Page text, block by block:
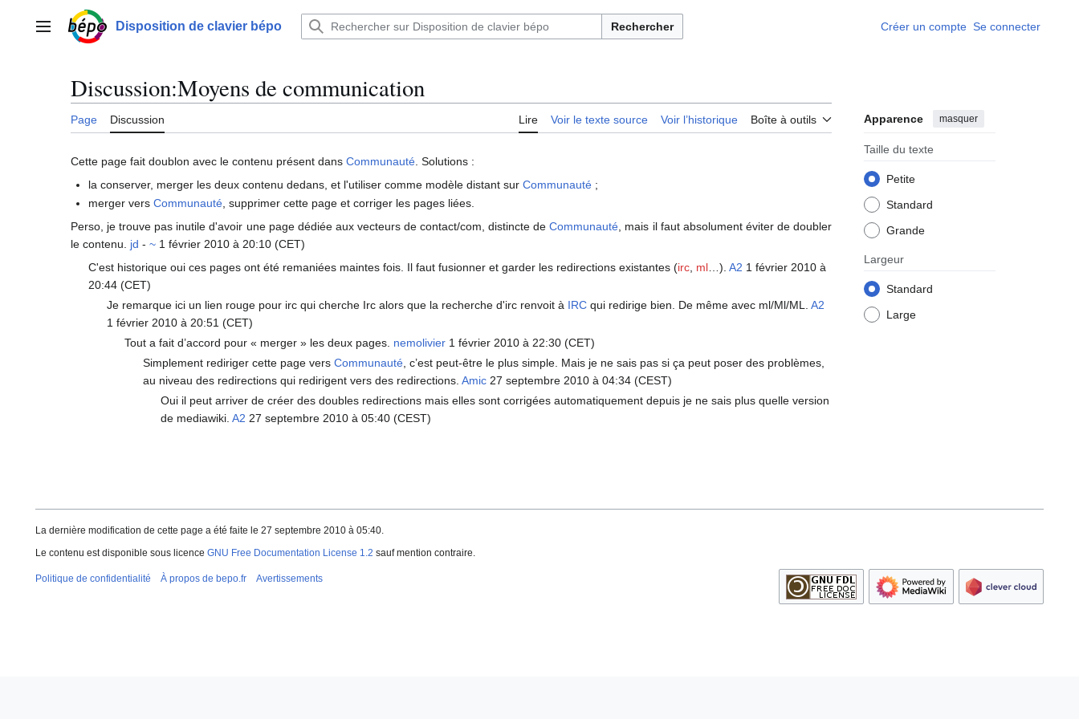
contenuMenu principalDisposition de clavier bépo Rechercher Créer un compte Se connecter
Discussion:Moyens de communication
Page Discussion Lire Voir le texte source Voir l’historique Boîte à outils Apparence masquer
Taille du texte
Petite
Standard
Grande
Largeur
Standard
Large
Cette page fait doublon avec le contenu présent dans Communauté . Solutions :
la conserver, merger les deux contenu dedans, et l'utiliser comme modèle distant surCommunauté ;
merger versCommunauté, supprimer cette page et corriger les pages liées.
Perso, je trouve pas inutile d'avoir une page dédiée aux vecteurs de contact/com, distincte deCommunauté, mais il faut absolument éviter de doubler
le contenu. jd - ~ 1 février 2010 à 20:10 (CET)
C'est historique oui ces pages ont été remaniées maintes fois. Il faut fusionner et garder les redirections existantes (irc, ml…).A2 1 février 2010 à
20:44 (CET)
Je remarque ici un lien rouge pour irc qui cherche Irc alors que la recherche d'irc renvoit à IRCqui redirige bien. De même avec ml/Ml/ML. A2
1 février 2010 à 20:51 (CET)
Tout a fait d’accord pour « merger » les deux pages. nemolivier 1 février 2010 à 22:30 (CET)
Simplement rediriger cette page vers Communauté, c’est peut-être le plus simple. Mais je ne sais pas si ça peut poser des problèmes,
au niveau des redirections qui redirigent vers des redirections. Amic27 septembre 2010 à 04:34 (CEST)
Oui il peut arriver de créer des doubles redirections mais elles sont corrigées automatiquement depuis je ne sais plus quelle version
de mediawiki. A2 27 septembre 2010 à 05:40 (CEST)
La dernière modification de cette page a été faite le 27 septembre 2010 à 05:40.
Le contenu est disponible sous licence GNU Free Documentation License 1.2 sauf mention contraire.
Politique de confidentialité À propos de bepo.fr Avertissements